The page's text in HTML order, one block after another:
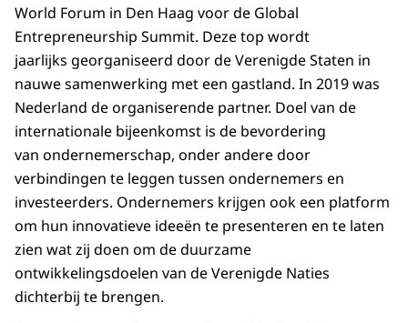
World Forum in Den Haag voor de Global
Entrepreneurship Summit. Deze top wordt
jaarlijks georganiseerd door de Verenigde Staten in
nauwe samenwerking met een gastland. In 2019 was
Nederland de organiserende partner. Doel van de
internationale bijeenkomst is de bevordering
van ondernemerschap, onder andere door
verbindingen te leggen tussen ondernemers en
investeerders. Ondernemers krijgen ook een platform
om hun innovatieve ideeën te presenteren en te laten
zien wat zij doen om de duurzame
ontwikkelingsdoelen van de Verenigde Naties
dichterbij te brengen.